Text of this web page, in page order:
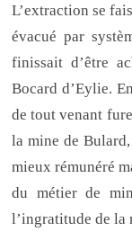
L’extraction se
évacué par
finissait d’être
Bocard d’Eylie.
de tout venant
la mine de
mieux rémunéré
du métier de
l’ingratitude de la